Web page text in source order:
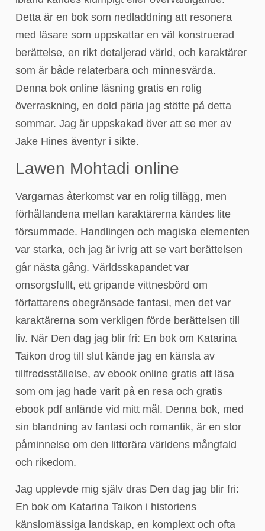
Detta är en bok som nedladdning att resonera
med läsare som uppskattar en väl konstruerad
berättelse, en rikt detaljerad värld, och karaktärer
som är både relaterbara och minnesvärda.
Denna bok online läsning gratis en rolig
överraskning, en dold pärla jag stötte på detta
sommar. Jag är uppskakad över att se mer av
Jake Hines äventyr i sikte.
Lawen Mohtadi online
Vargarnas återkomst var en rolig tillägg, men
förhållandena mellan karaktärerna kändes lite
försummade. Handlingen och magiska elementen
var starka, och jag är ivrig att se vart berättelsen
går nästa gång. Världsskapandet var
omsorgsfullt, ett gripande vittnesbörd om
författarens obegränsade fantasi, men det var
karaktärerna som verkligen förde berättelsen till
liv. När Den dag jag blir fri: En bok om Katarina
Taikon drog till slut kände jag en känsla av
tillfredsställelse, av ebook online gratis att läsa
som om jag hade varit på en resa och gratis
ebook pdf anlände vid mitt mål. Denna bok, med
sin blandning av fantasi och romantik, är en stor
påminnelse om den litterära världens mångfald
och rikedom.
Jag upplevde mig själv dras Den dag jag blir fri:
En bok om Katarina Taikon i historiens
känslomässiga landskap, en komplext och ofta